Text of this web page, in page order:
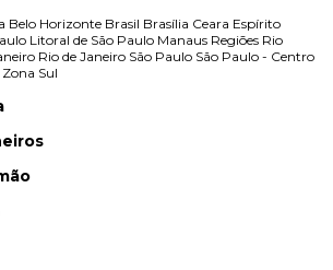
Belo Horizonte Brasil Brasília Ceara Espírito
Litoral de São Paulo Manaus Regiões Rio
Rio de Janeiro São Paulo São Paulo - Centro
Zona Sul